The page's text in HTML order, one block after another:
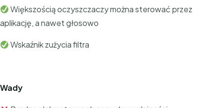
Większością oczyszczaczy można sterować przez
aplikację, a nawet głosowo
Wskaźnik zużycia filtra
Wady